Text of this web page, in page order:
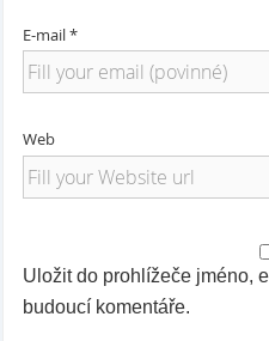
E-mail *
Web
Uložit do prohlížeče jméno,
budoucí komentáře.